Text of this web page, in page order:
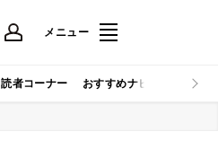
メニュー
読者コーナー おすすめナビ マイナビ